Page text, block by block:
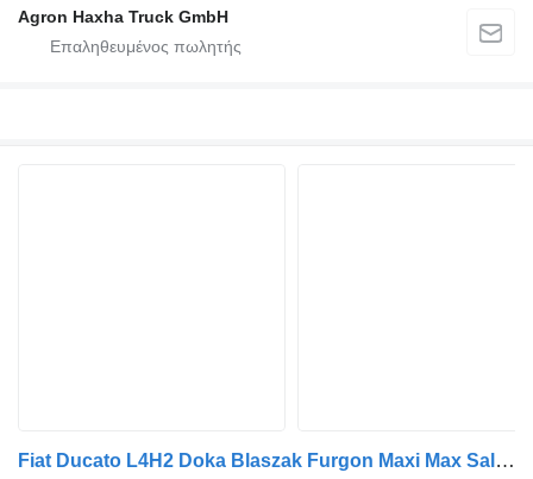
Agron Haxha Truck GmbH
Fiat Ducato L4H2 Doka Blaszak Furgon Maxi Max Salon PL, Jeden właścic